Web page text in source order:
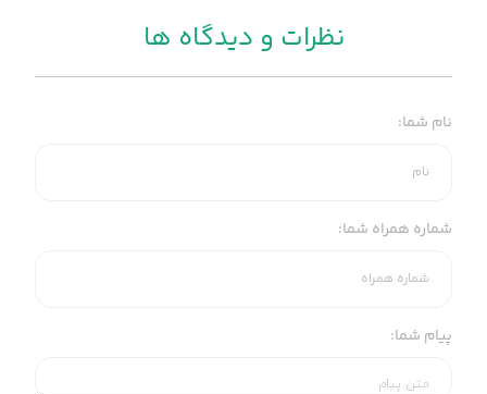
نظرات و دیدگاه ها
نام شما:
شماره همراه شما:
پیام شما: